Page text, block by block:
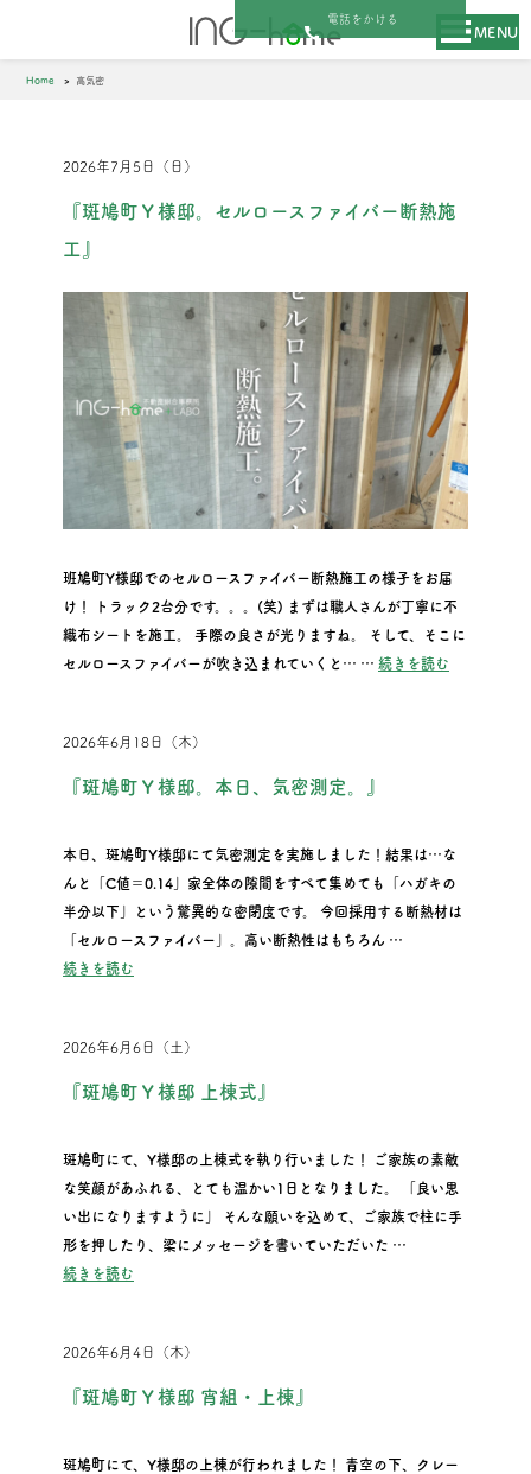
MENU
Home 高気密
2026年7月5日（日）
『斑鳩町Ｙ様邸。セルロースファイバー断熱施
工』
班鳩町Y様邸でのセルロースファイバー断熱施工の様子をお届
け！ トラック2台分です。。。(笑) まずは職人さんが丁寧に不
織布シートを施工。 手際の良さが光りますね。 そして、そこに
セルロースファイバーが吹き込まれていくと… … 続きを読む“『斑鳩町Ｙ
2026年6月18日（木）
『斑鳩町Ｙ様邸。本日、気密測定。』
本日、斑鳩町Y様邸にて気密測定を実施しました！結果は…な
んと「C値＝0.14」家全体の隙間をすべて集めても「ハガキの
半分以下」という驚異的な密閉度です。 今回採用する断熱材は
「セルロースファイバー」。高い断熱性はもちろん …
続きを読む“『斑鳩町Ｙ様邸。本日、気密測定。』”
2026年6月6日（土）
『斑鳩町Ｙ様邸 上棟式』
斑鳩町にて、Y様邸の上棟式を執り行いました！ ご家族の素敵
な笑顔があふれる、とても温かい1日となりました。 「良い思
い出になりますように」 そんな願いを込めて、ご家族で柱に手
形を押したり、梁にメッセージを書いていただいた …
続きを読む“『斑鳩町Ｙ様邸 上棟式』”
2026年6月4日（木）
『斑鳩町Ｙ様邸 宵組・上棟』
斑鳩町にて、Y様邸の上棟が行われました！ 青空の下、クレー
電話をかける